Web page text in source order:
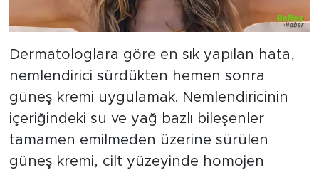
Dermatologlara göre en sık yapılan hata,
nemlendirici sürdükten hemen sonra
güneş kremi uygulamak. Nemlendiricinin
içeriğindeki su ve yağ bazlı bileşenler
tamamen emilmeden üzerine sürülen
güneş kremi, cilt yüzeyinde homojen